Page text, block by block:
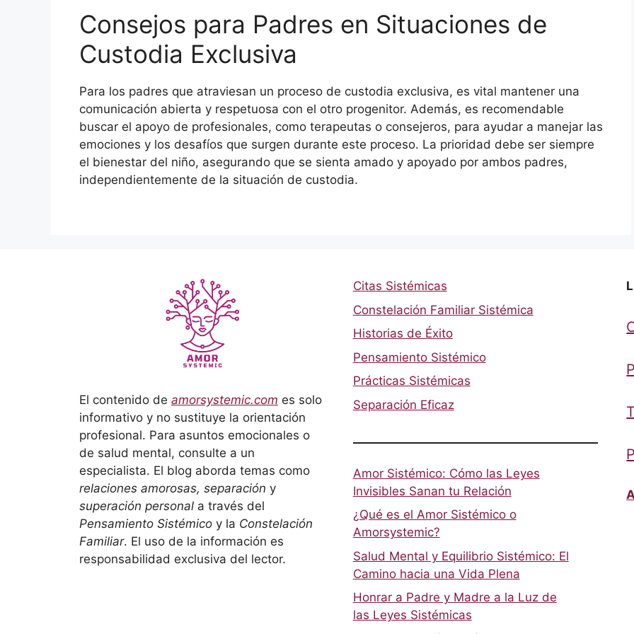
Consejos para Padres en Situaciones de
Custodia Exclusiva
Para los padres que atraviesan un proceso de custodia exclusiva, es vital mantener una
comunicación abierta y respetuosa con el otro progenitor. Además, es recomendable
buscar el apoyo de profesionales, como terapeutas o consejeros, para ayudar a manejar las
emociones y los desafíos que surgen durante este proceso. La prioridad debe ser siempre
el bienestar del niño, asegurando que se sienta amado y apoyado por ambos padres,
independientemente de la situación de custodia.
El contenido de amorsystemic.com es solo
informativo y no sustituye la orientación
profesional. Para asuntos emocionales o
de salud mental, consulte a un
especialista. El blog aborda temas como
relaciones amorosas, separación y
superación personal a través del
Pensamiento Sistémico y la Constelación
Familiar. El uso de la información es
responsabilidad exclusiva del lector.
Citas Sistémicas
Constelación Familiar Sistémica
Historias de Éxito
Pensamiento Sistémico
Prácticas Sistémicas
Separación Eficaz
Amor Sistémico: Cómo las Leyes
Invisibles Sanan tu Relación
¿Qué es el Amor Sistémico o
Amorsystemic?
Salud Mental y Equilibrio Sistémico: El
Camino hacia una Vida Plena
Honrar a Padre y Madre a la Luz de
las Leyes Sistémicas